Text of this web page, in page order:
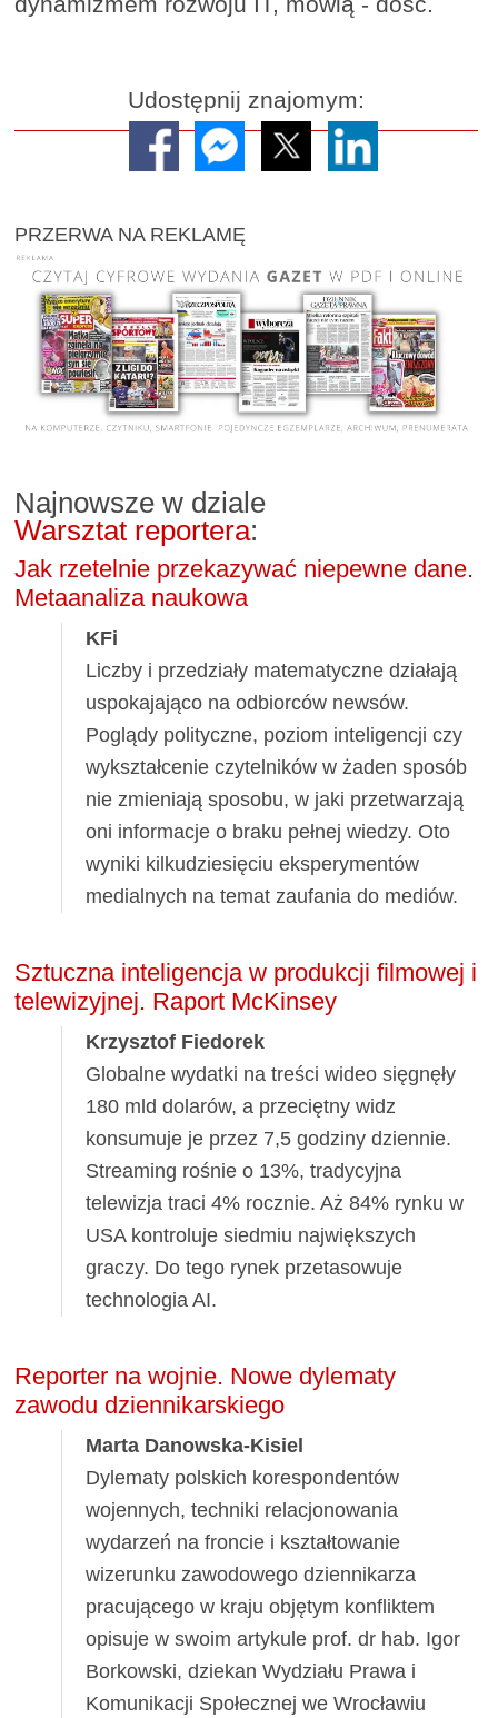
Udostępnij znajomym:
PRZERWA NA REKLAMĘ
Najnowsze w dziale
Warsztat reportera:
Jak rzetelnie przekazywać niepewne dane.
Metaanaliza naukowa
KFi
Liczby i przedziały matematyczne działają
uspokajająco na odbiorców newsów.
Poglądy polityczne, poziom inteligencji czy
wykształcenie czytelników w żaden sposób
nie zmieniają sposobu, w jaki przetwarzają
oni informacje o braku pełnej wiedzy. Oto
wyniki kilkudziesięciu eksperymentów
medialnych na temat zaufania do mediów.
Sztuczna inteligencja w produkcji filmowej i
telewizyjnej. Raport McKinsey
Krzysztof Fiedorek
Globalne wydatki na treści wideo sięgnęły
180 mld dolarów, a przeciętny widz
konsumuje je przez 7,5 godziny dziennie.
Streaming rośnie o 13%, tradycyjna
telewizja traci 4% rocznie. Aż 84% rynku w
USA kontroluje siedmiu największych
graczy. Do tego rynek przetasowuje
technologia AI.
Reporter na wojnie. Nowe dylematy
zawodu dziennikarskiego
Marta Danowska-Kisiel
Dylematy polskich korespondentów
wojennych, techniki relacjonowania
wydarzeń na froncie i kształtowanie
wizerunku zawodowego dziennikarza
pracującego w kraju objętym konfliktem
opisuje w swoim artykule prof. dr hab. Igor
Borkowski, dziekan Wydziału Prawa i
Komunikacji Społecznej we Wrocławiu